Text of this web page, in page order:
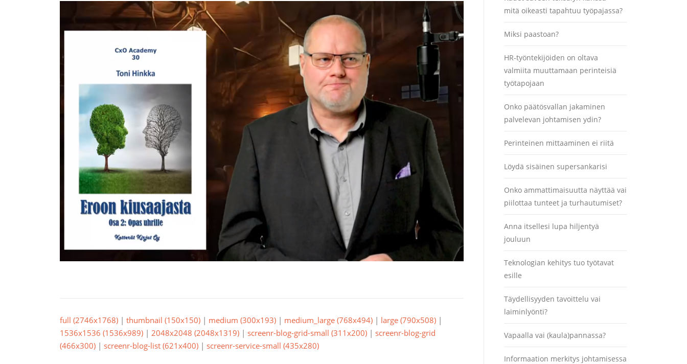
full (2746x1768) | thumbnail (150x150) | medium (300x193) | medium_large (768x494) | large (790x508) |
1536x1536 (1536x989) | 2048x2048 (2048x1319) | screenr-blog-grid-small (311x200) | screenr-blog-grid
(466x300) | screenr-blog-list (621x400) | screenr-service-small (435x280)
mitä oikeasti tapahtuu työpajassa?
Miksi paastoan?
HR-työntekijöiden on oltava
valmiita muuttamaan perinteisiä
työtapojaan
Onko päätösvallan jakaminen
palvelevan johtamisen ydin?
Perinteinen mittaaminen ei riitä
Löydä sisäinen supersankarisi
Onko ammattimaisuutta näyttää vai
piilottaa tunteet ja turhautumiset?
Anna itsellesi lupa hiljentyä
jouluun
Teknologian kehitys tuo työtavat
esille
Täydellisyyden tavoittelu vai
laiminlyönti?
Vapaalla vai (kaula)pannassa?
Informaation merkitys johtamisessa